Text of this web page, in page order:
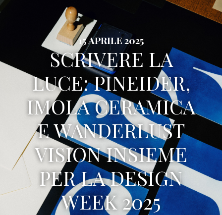
15 APRILE 2025
SCRIVERE LA
LUCE: PINEIDER,
IMOLA CERAMICA
E WANDERLUST
VISION INSIEME
PER LA DESIGN
WEEK 2025